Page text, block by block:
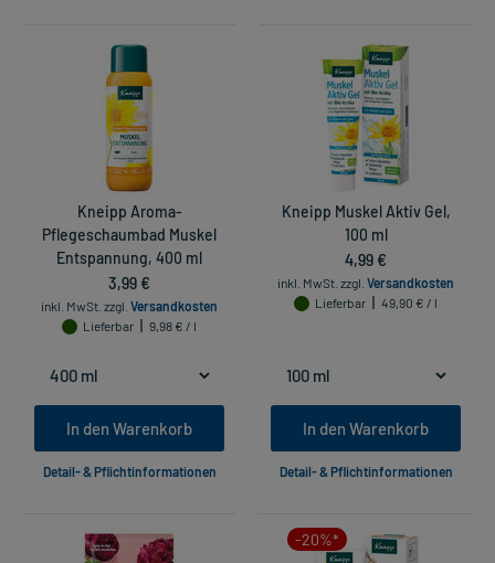
Kneipp Aroma-
Pflegeschaumbad Muskel
Entspannung, 400 ml
3,99 €
inkl. MwSt. zzgl. Versandkosten
Lieferbar
9,98 € / l
In den Warenkorb
Detail- & Pflichtinformationen
Kneipp Muskel Aktiv Gel,
100 ml
4,99 €
inkl. MwSt. zzgl. Versandkosten
Lieferbar
49,90 € / l
In den Warenkorb
Detail- & Pflichtinformationen
-20%*